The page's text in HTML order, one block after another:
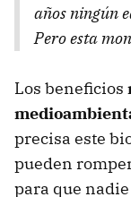
años ningún
Pero esta
Los beneficios
precisa este
pueden
para que